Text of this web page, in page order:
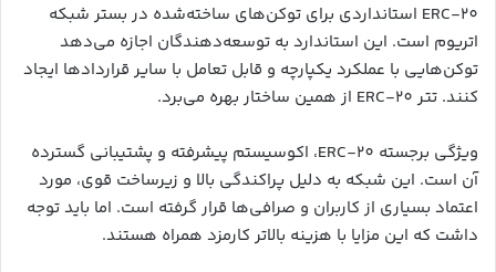
ERC-20 استانداردی برای توکن‌های ساخته‌شده در بستر شبکه
اتریوم است. این استاندارد به توسعه‌دهندگان اجازه می‌دهد
توکن‌هایی با عملکرد یکپارچه و قابل تعامل با سایر قراردادها ایجاد
کنند. تتر ERC-20 از همین ساختار بهره می‌برد.
ویژگی برجسته ERC-20، اکوسیستم پیشرفته و پشتیبانی گسترده
آن است. این شبکه به دلیل پراکندگی بالا و زیرساخت قوی، مورد
اعتماد بسیاری از کاربران و صرافی‌ها قرار گرفته است. اما باید توجه
داشت که این مزایا با هزینه بالاتر کارمزد همراه هستند.